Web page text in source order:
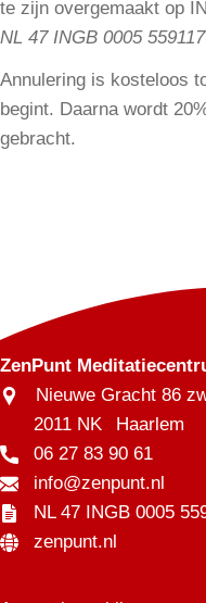
20.30 uur yaza
21.20 uur vier
22.00 uur licht uit en
15.00 uur einde
Sesshin?
Sesshin betekent
Een Sesshin is een
zenvariant. Het is zo
krijgt je werkelijke
lang uit het dagelijkse
bemoeienissen buiten
doen volgens een
te zijn overgemaakt op
NL 47 INGB 0005
Annulering is kosteloos
begint. Daarna wordt
gebracht.
ZenPunt
Nieuwe Gracht 86
2011 NK
Haarlem
06 27 83 90 61
info@zenpunt.nl
NL 47 INGB 0005
zenpunt.nl